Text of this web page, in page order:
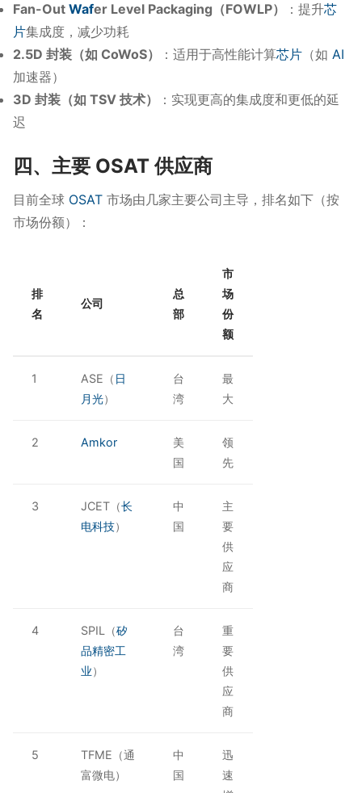
Fan-Out Wafer Level Packaging（FOWLP） ：提升芯
片集成度，减少功耗
2.5D 封装（如 CoWoS）
：适用于高性能计算芯片 （如 AI
加速器）
3D 封装（如 TSV 技术）
：实现更高的集成度和更低的延
迟
四、主要 OSAT 供应商
目前全球 OSAT 市场由几家主要公司主导，排名如下（按
市场份额）：
排
名
公司
总
部
市
场
份
额
1 ASE（ 日
月光）
台
湾
最
大
2 Amkor
美
国
领
先
3 JCET（长
电科技）
中
国
主
要
供
应
商
4 SPIL（矽
品精密工
业）
台
湾
重
要
供
应
商
5
TFME（通
富微电）
中
国
迅
速